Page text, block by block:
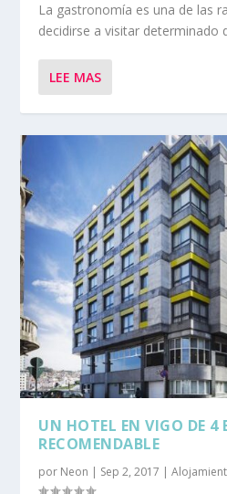
La gastronomía es una de las
decidirse a visitar determinado
LEE MAS
UN HOTEL EN VIGO DE 4
RECOMENDABLE
por Neon | Sep 2, 2017 |